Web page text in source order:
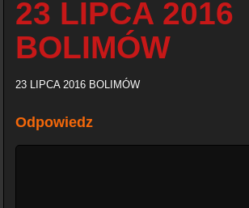
23 LIPCA 2016
BOLIMÓW
23 LIPCA 2016 BOLIMÓW
Odpowiedz